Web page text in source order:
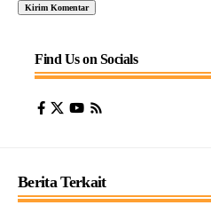
Find Us on Socials
Berita Terkait